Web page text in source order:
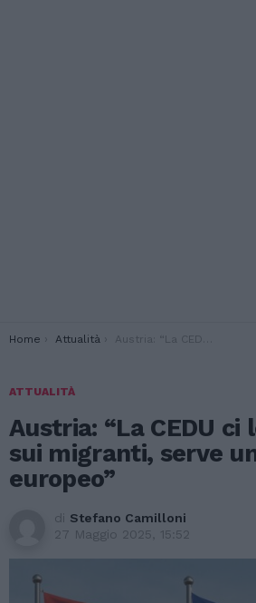
You are here:
Home Attualità Austria: “La CEDU ci lega le mani sui migranti, serve un dibattito europeo”
ATTUALITÀ
Austria: “La CEDU ci
sui migranti, serve
europeo”
di Stefano Camilloni
27 Maggio 2025, 15:52